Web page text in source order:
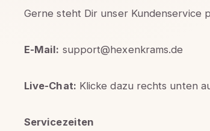
Gerne steht Dir unser Kundenservice
E-Mail: support@hexenkrams.de
Live-Chat: Klicke dazu rechts unten
Servicezeiten